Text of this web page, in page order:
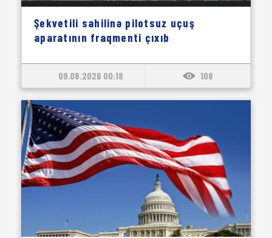
Şekvetili sahilinə pilotsuz uçuş
aparatının fraqmenti çıxıb
09.08.2026 00:18 108